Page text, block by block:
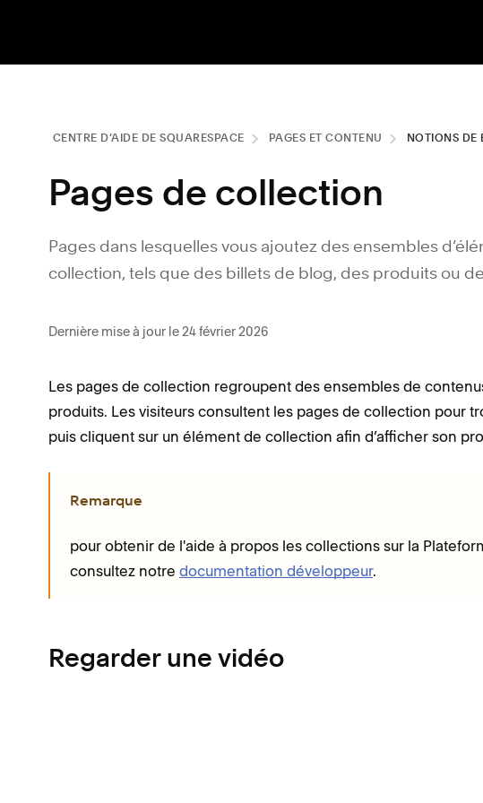
CENTRE D’AIDE DE SQUARESPACE PAGES ET CONTENU NOTIONS DE
Pages de collection
Pages dans lesquelles vous ajoutez des ensembles
collection, tels que des billets de blog, des produits ou
Dernière mise à jour le 24 février 2026
Les pages de collection regroupent des ensembles de
produits. Les visiteurs consultent les pages de collection pour
puis cliquent sur un élément de collection afin d’afficher son
Remarque
pour obtenir de l'aide à propos les collections sur la
consultez notre documentation développeur.
Regarder une vidéo